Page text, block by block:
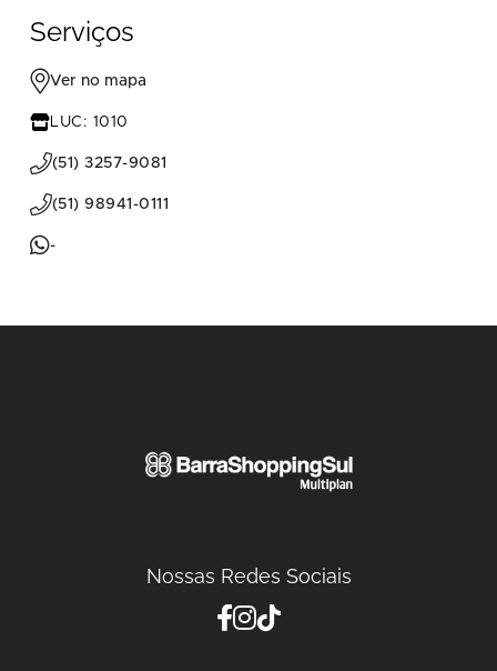
Serviços
Ver no mapa
LUC: 1010
(51) 3257-9081
(51) 98941-0111
-
Nossas Redes Sociais